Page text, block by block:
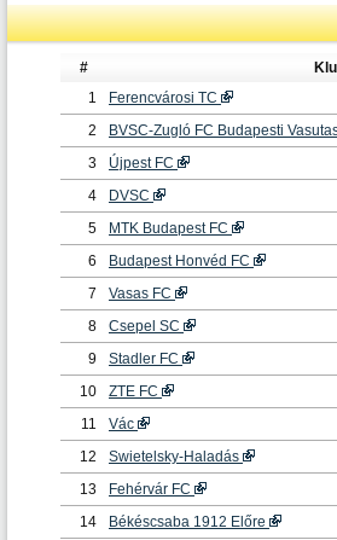
#
1
Ferencvárosi TC
2
BVSC-Zugló FC Budapesti
3
Újpest FC
4
DVSC
5
MTK Budapest FC
6
Budapest Honvéd FC
7
Vasas FC
8
Csepel SC
9
Stadler FC
10
ZTE FC
11
Vác
12
Swietelsky-Haladás
13
Fehérvár FC
14
Békéscsaba 1912 Előre